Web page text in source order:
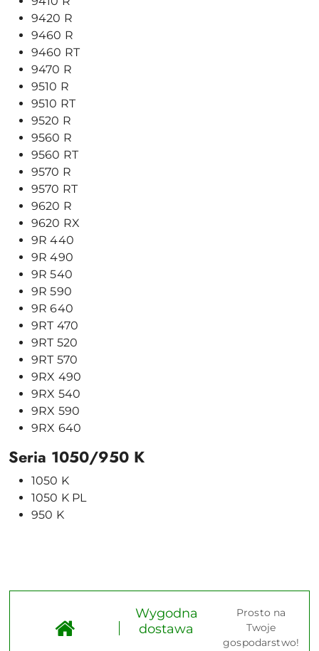
9420 R
9460 R
9460 RT
9470 R
9510 R
9510 RT
9520 R
9560 R
9560 RT
9570 R
9570 RT
9620 R
9620 RX
9R440
9R490
9R540
9R590
9R640
9RT 470
9RT 520
9RT 570
9RX 490
9RX 540
9RX 590
9RX 640
Seria 1050/950 K
1050 K
1050 K PL
950 K
Wygodna
dostawa
Prosto na
Twoje
gospodarstwo!